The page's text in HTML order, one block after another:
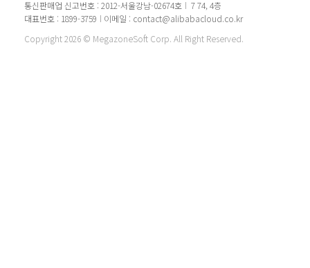
통신판매업 신고번호 : 2012-서울강남-02674호
7 74, 4층
대표번호 : 1899-3759
이메일 : contact@alibabacloud.co.kr
Copyright 2026 © MegazoneSoft Corp. All Right Reserved.